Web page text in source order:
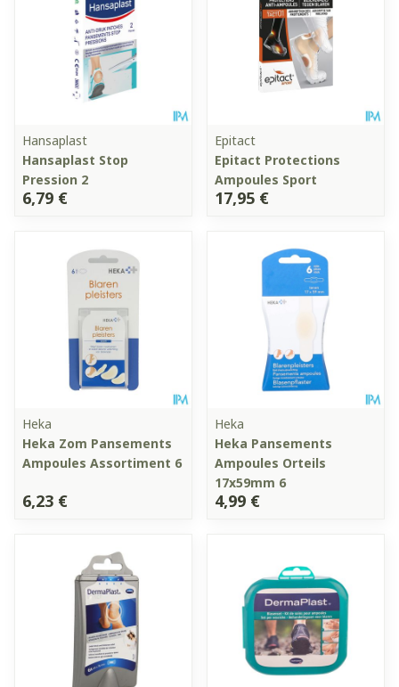
Hansaplast
Hansaplast Stop
Pression 2
6,79 €
Epitact
Epitact Protections
Ampoules Sport
17,95 €
Heka
Heka Zom Pansements
Ampoules Assortiment 6
6,23 €
Heka
Heka Pansements
Ampoules Orteils
17x59mm 6
4,99 €